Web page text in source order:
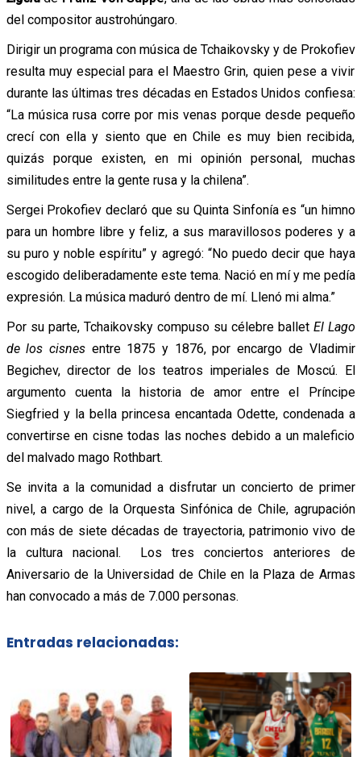
del compositor austrohúngaro.
Dirigir un programa con música de Tchaikovsky y de Prokofiev
resulta muy especial para el Maestro Grin, quien pese a vivir
durante las últimas tres décadas en Estados Unidos confiesa:
“La música rusa corre por mis venas porque desde pequeño
crecí con ella y siento que en Chile es muy bien recibida,
quizás porque existen, en mi opinión personal, muchas
similitudes entre la gente rusa y la chilena”.
Sergei Prokofiev declaró que su Quinta Sinfonía es “un himno
para un hombre libre y feliz, a sus maravillosos poderes y a
su puro y noble espíritu” y agregó: “No puedo decir que haya
escogido deliberadamente este tema. Nació en mí y me pedía
expresión. La música maduró dentro de mí. Llenó mi alma.”
Por su parte, Tchaikovsky compuso su célebre ballet El Lago
de los cisnesentre 1875 y 1876, por encargo de Vladimir
Begichev, director de los teatros imperiales de Moscú. El
argumento cuenta la historia de amor entre el Príncipe
Siegfried y la bella princesa encantada Odette, condenada a
convertirse en cisne todas las noches debido a un maleficio
del malvado mago Rothbart.
Se invita a la comunidad a disfrutar un concierto de primer
nivel, a cargo de la Orquesta Sinfónica de Chile, agrupación
con más de siete décadas de trayectoria, patrimonio vivo de
la cultura nacional. Los tres conciertos anteriores de
Aniversario de la Universidad de Chile en la Plaza de Armas
han convocado a más de 7.000 personas.
Entradas relacionadas: